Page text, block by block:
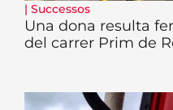
| Successos
Una dona resulta
del carrer Prim de